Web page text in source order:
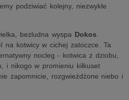
podziwiać kolejny, niezwykle
bezludna wyspa Dokos
na kotwicy w cichej zatoczce. Ta
nocleg - kotwica z dziobu,
i nikogo w promieniu kilkuset
zapomnicie, rozgwieżdżone niebo i